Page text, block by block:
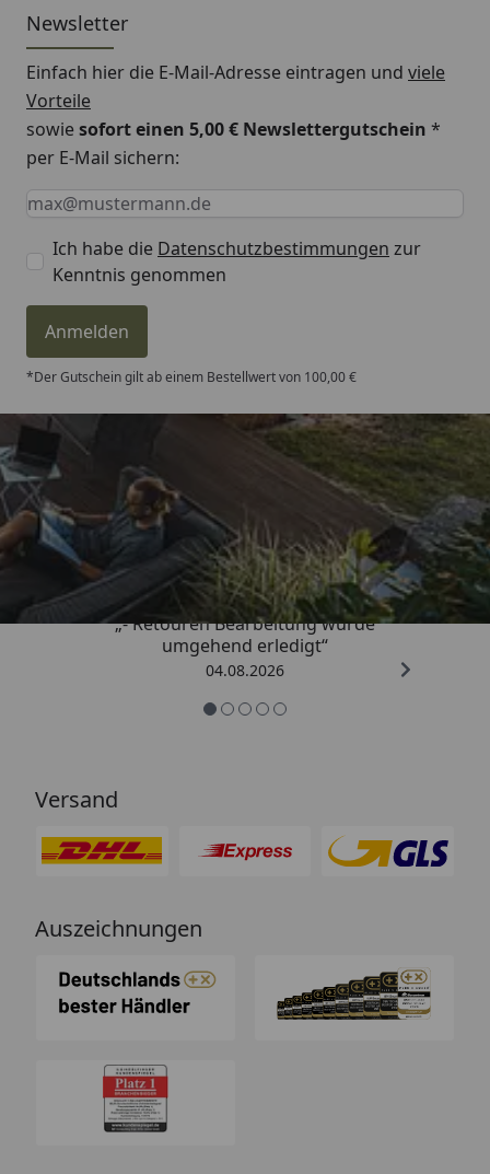
Newsletter
Einfach hier die E-Mail-Adresse eintragen und viele
Vorteile
sowiesofort einen 5,00 € Newslettergutschein *
per E-Mail sichern:
Keine Eingabe erforderlich
Eingabe erforderlich
E-Mail *
Ich habe die Datenschutzbestimmungen zur
Kenntnis genommen
Anmelden
*Der Gutschein gilt ab einem Bestellwert von 100,00 €
Trusted Shops
4,81/ 5
„- Retouren Bearbeitung wurde
umgehend erledigt“
04.08.2026
Versand
Auszeichnungen